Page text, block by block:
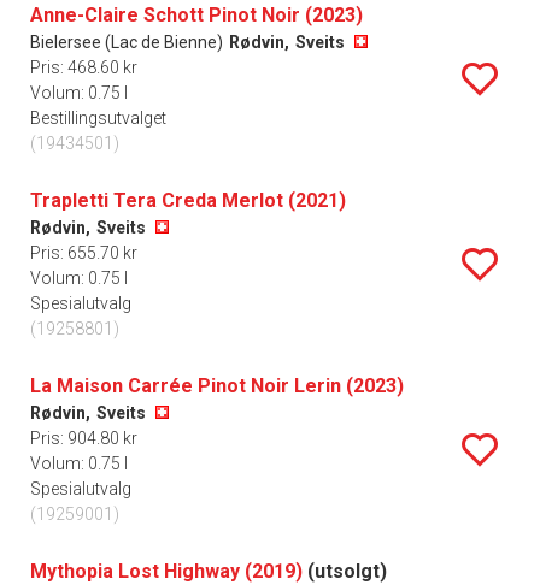
Anne-Claire Schott Pinot Noir (2023)
Bielersee (Lac de Bienne) Rødvin, Sveits
Pris: 468.60 kr
Volum: 0.75 l
Bestillingsutvalget
(19434501)
Trapletti Tera Creda Merlot (2021)
Rødvin, Sveits
Pris: 655.70 kr
Volum: 0.75 l
Spesialutvalg
(19258801)
La Maison Carrée Pinot Noir Lerin (2023)
Rødvin, Sveits
Pris: 904.80 kr
Volum: 0.75 l
Spesialutvalg
(19259001)
Mythopia Lost Highway (2019) (utsolgt)